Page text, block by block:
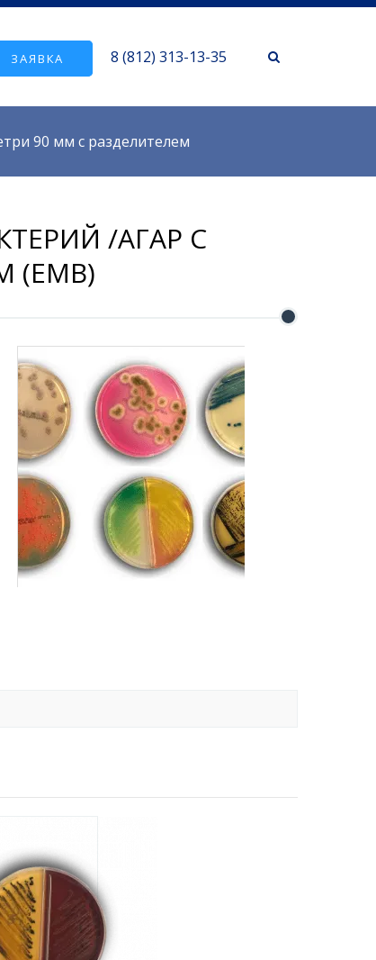
ЗАЯВКА 8 (812) 313-13-35
90 мм с разделителем
/АГАР С